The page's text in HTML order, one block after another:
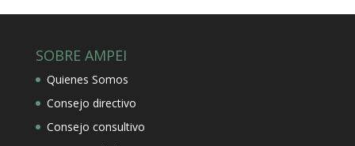
SOBRE AMPEI
Quienes Somos
Consejo directivo
Consejo consultivo